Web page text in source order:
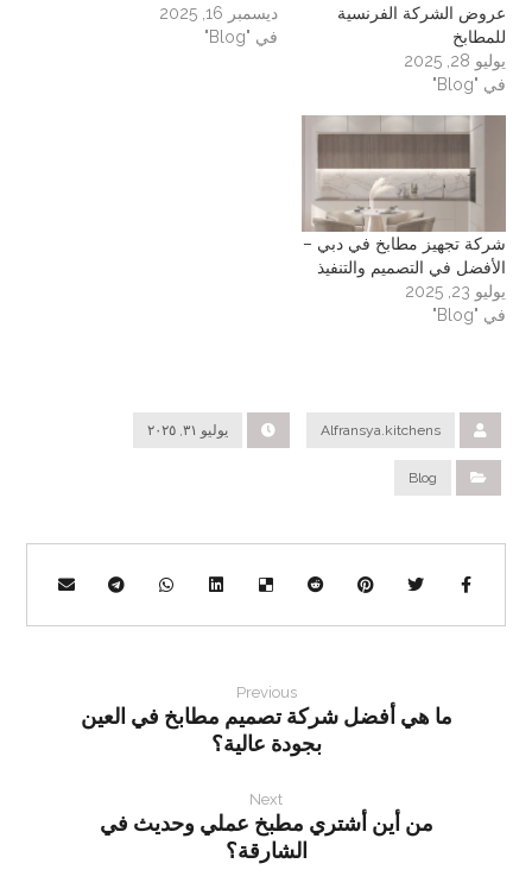
عروض الشركة الفرنسية
للمطابخ
يوليو 28, 2025
في "Blog"
ديسمبر 16, 2025
في "Blog"
شركة تجهيز مطابخ في دبي –
الأفضل في التصميم والتنفيذ
يوليو 23, 2025
في "Blog"
Alfransya.kitchens يوليو ٣١, ٢٠٢٥
Blog
Previous
ما هي أفضل شركة تصميم مطابخ في العين
بجودة عالية؟
Next
من أين أشتري مطبخ عملي وحديث في
الشارقة؟